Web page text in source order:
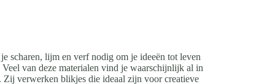
scharen, lijm en verf nodig om je ideeën tot leven
van deze materialen vind je waarschijnlijk al in
Zij verwerken blikjes die ideaal zijn voor creatieve